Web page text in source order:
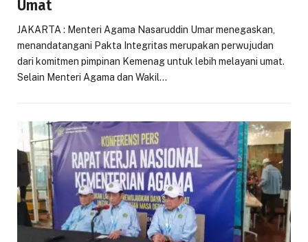
Umat
JAKARTA : Menteri Agama Nasaruddin Umar menegaskan,
menandatangani Pakta Integritas merupakan perwujudan
dari komitmen pimpinan Kemenag untuk lebih melayani umat.
Selain Menteri Agama dan Wakil…